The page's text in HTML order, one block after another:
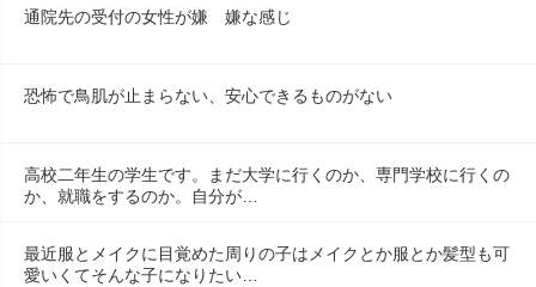
通院先の受付の女性が嫌　嫌な感じ
恐怖で鳥肌が止まらない、安心できるものがない
高校二年生の学生です。まだ大学に行くのか、専門学校に行くの
か、就職をするのか。自分が…
最近服とメイクに目覚めた周りの子はメイクとか服とか髪型も可
愛いくてそんな子になりたい…